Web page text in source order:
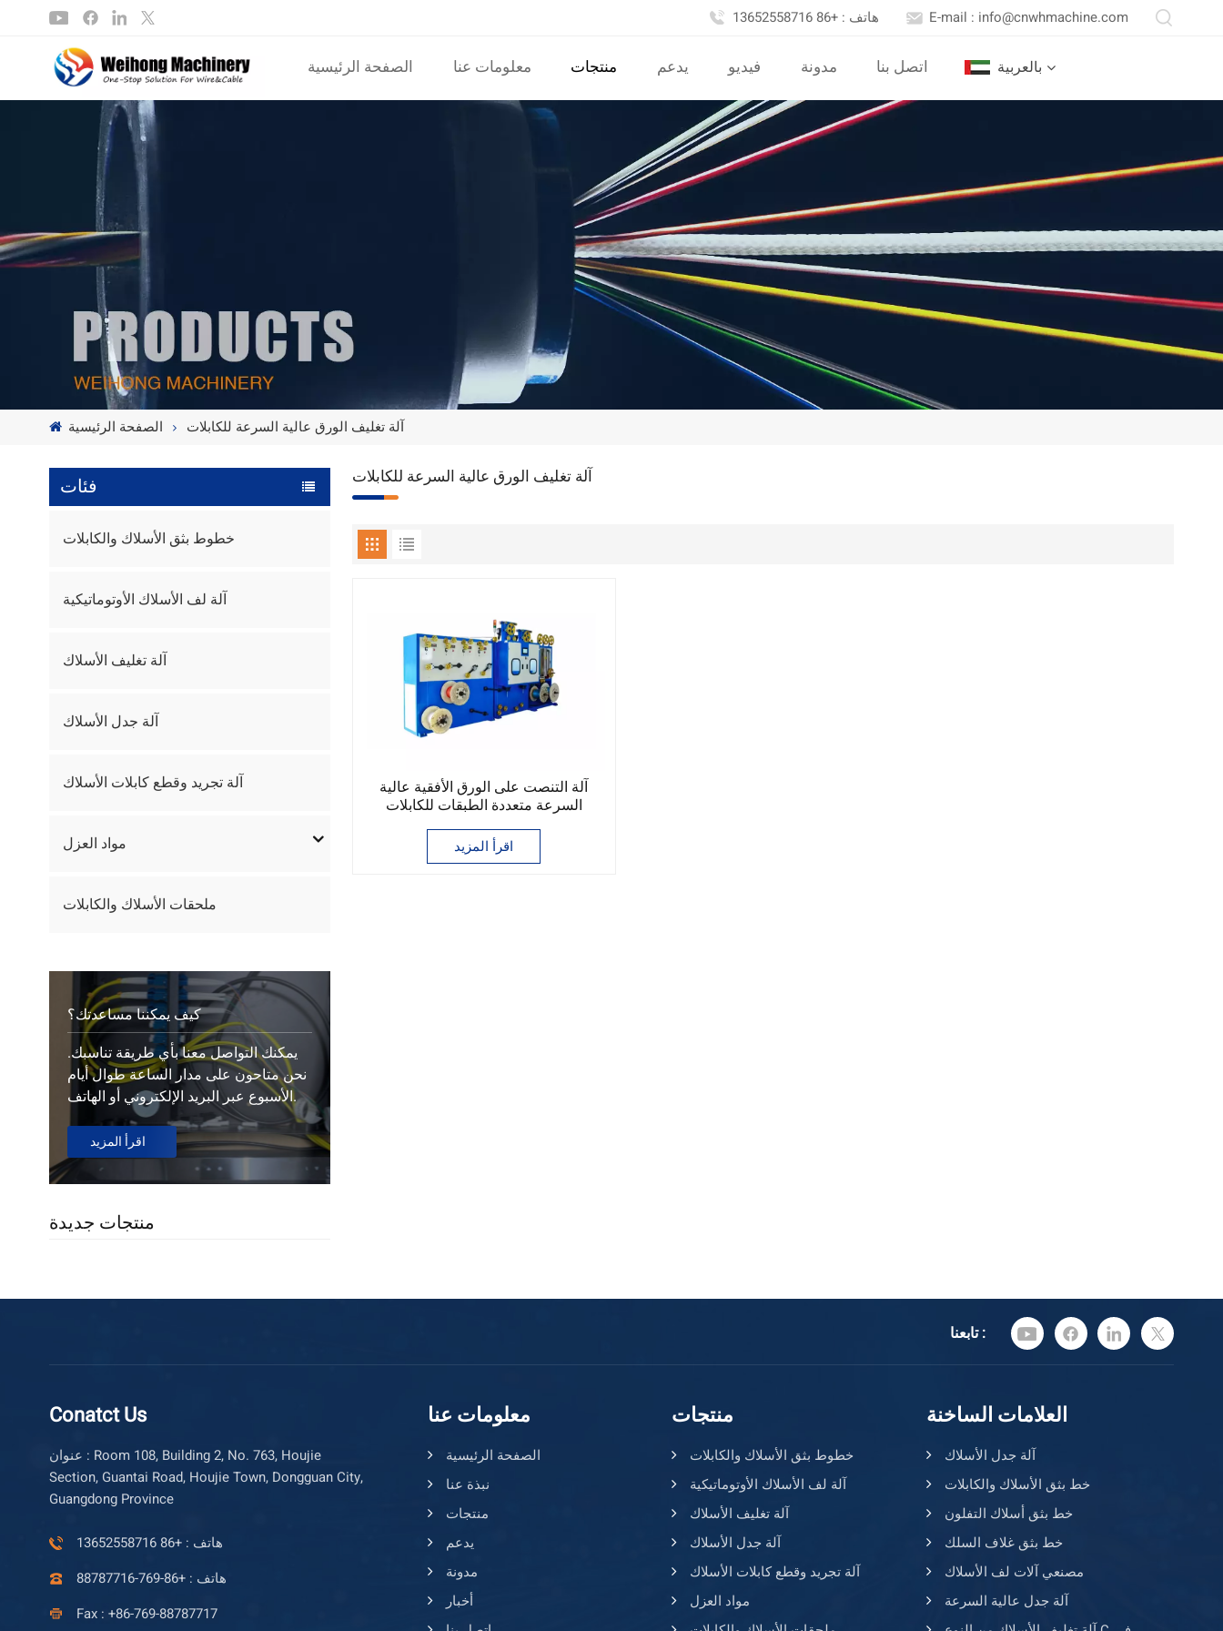
هاتف : +86 13652558716 E-mail : info@cnwhmachine.com
الصفحة الرئيسية معلومات عنا منتجات يدعم فيديو مدونة اتصل بنا بالعربية
Português
الصفحة الرئيسية آلة تغليف الورق عالية السرعة للكابلات
فئات
خطوط بثق الأسلاك والكابلات
آلة لف الأسلاك الأوتوماتيكية
آلة تغليف الأسلاك
آلة جدل الأسلاك
آلة تجريد وقطع كابلات الأسلاك
مواد العزل
ملحقات الأسلاك والكابلات
كيف يمكننا مساعدتك؟
يمكنك التواصل معنا بأي طريقة تناسبك.
نحن متاحون على مدار الساعة طوال أيام
الأسبوع عبر البريد الإلكتروني أو الهاتف.
منتجات جديدة
آلة تغليف الورق عالية السرعة للكابلات
آلة التنصت على الورق الأفقية عالية
السرعة متعددة الطبقات للكابلات
المختلفة
اقرأ المزيد
تابعنا :
Conatct Us
عنوان : Room 108, Building 2, No. 763, Houjie
Section, Guantai Road, Houjie Town, Dongguan City,
Guangdong Province
هاتف : +86 13652558716
هاتف : +86-769-88787716
Fax : +86-769-88787717
معلومات عنا
الصفحة الرئيسية
نبذة عنا
منتجات
يدعم
مدونة
أخبار
منتجات
خطوط بثق الأسلاك والكابلات
آلة لف الأسلاك الأوتوماتيكية
آلة تغليف الأسلاك
آلة جدل الأسلاك
آلة تجريد وقطع كابلات الأسلاك
مواد العزل
العلامات الساخنة
آلة جدل الأسلاك
خط بثق الأسلاك والكابلات
خط بثق أسلاك التفلون
خط بثق غلاف السلك
مصنعي آلات لف الأسلاك
آلة جدل عالية السرعة